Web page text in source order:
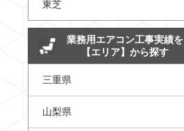
東芝
業務用エアコン工事実績を
【エリア】から探す
三重県
山梨県